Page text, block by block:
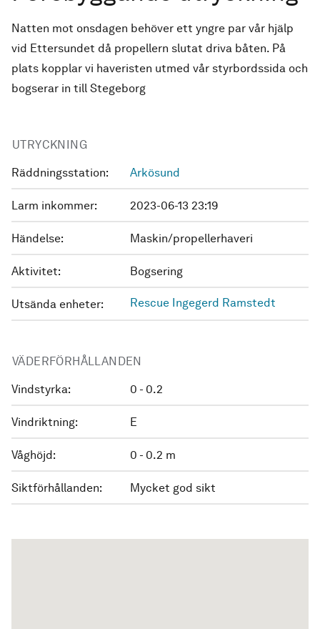
Natten mot onsdagen behöver ett yngre par vår hjälp
vid Ettersundet då propellern slutat driva båten. På
plats kopplar vi haveristen utmed vår styrbordssida och
bogserar in till Stegeborg
UTRYCKNING
Räddningsstation: Arkösund
Larm inkommer: 2023-06-13 23:19
Händelse: Maskin/propellerhaveri
Aktivitet: Bogsering
Utsända enheter: Rescue Ingegerd Ramstedt
VÄDERFÖRHÅLLANDEN
Vindstyrka: 0 - 0.2
Vindriktning: E
Våghöjd: 0 - 0.2 m
Siktförhållanden: Mycket god sikt